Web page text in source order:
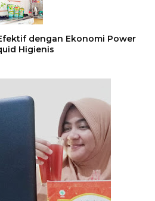
dengan Ekonomi Power
Higienis